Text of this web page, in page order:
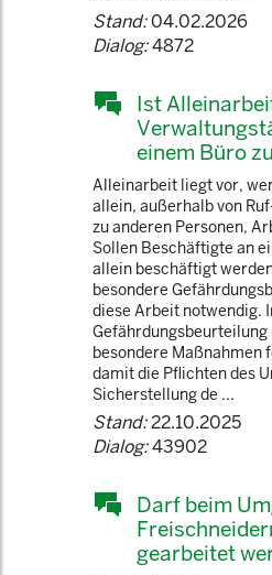
Stand:04.02.2026
Dialog:4872
Ist
einem Büro
Alleinarbeit liegt vor,
allein, außerhalb von
zu anderen Personen,
Sollen Beschäftigte an
allein beschäftigt
besondere
diese Arbeit notwendig.
Gefährdungsbeurteilung
besondere Maßnahmen
damit die Pflichten des
Sicherstellung de ...
Stand:22.10.2025
Dialog:43902
Darf beim
gearbeitet